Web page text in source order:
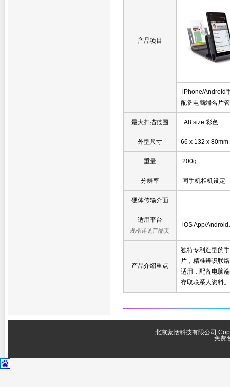
产品项目
iPhone/Android
配备电脑端名片
最大扫描范围 A8 size 彩色
外型尺寸 66 x 132 x 80mm
重量 200g
分辨率 同手机相机设定
硬体传输介面
适用平台
规格详见产品页
iOS App/
产品介绍重点
独特专利造型的
片，精准辨识联
适用，配备电脑
存取联系人资料。
北京蒙恬科技有限公司
免费